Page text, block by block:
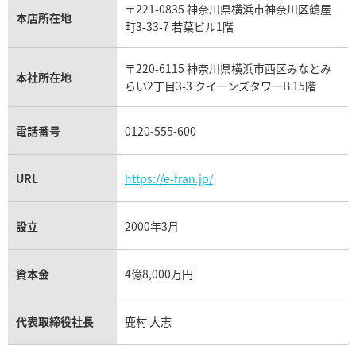
カルティエ買取
フランク ミュラー買取
リシャール・ミル買取
パネライ買取
チューダー（チュードル）買取
本店所在地
〒221-0835 神奈川県横浜市神奈川区鶴屋
町3-33-7 若葉ビル1階
本社所在地
〒220-6115 神奈川県横浜市西区みなとみ
らい2丁目3-3 クイーンズタワーB 15階
電話番号 0120-555-600
URL https://e-fran.jp/
設立 2000年3月
資本金 4億8,000万円
代表取締役社長 鹿村 大志